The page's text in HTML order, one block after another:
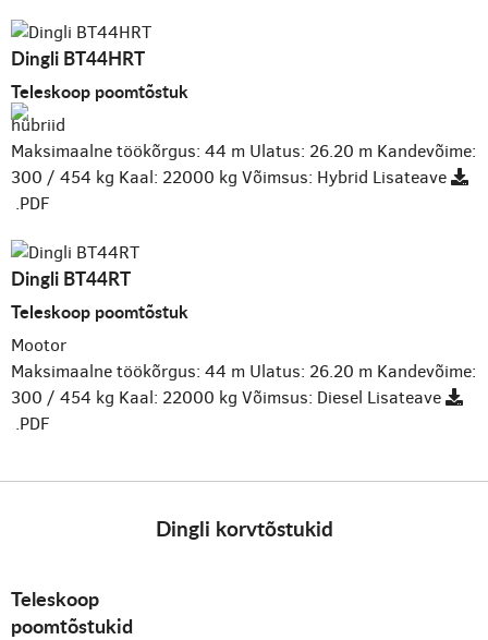
Dingli BT44HRT
Teleskoop poomtõstuk
hübriid
Maksimaalne töökõrgus: 44 m Ulatus: 26.20 m Kandevõime:
300 / 454 kg Kaal: 22000 kg Võimsus: Hybrid Lisateave
.PDF
Dingli BT44RT
Teleskoop poomtõstuk
Mootor
Maksimaalne töökõrgus: 44 m Ulatus: 26.20 m Kandevõime:
300 / 454 kg Kaal: 22000 kg Võimsus: Diesel Lisateave
.PDF
Dingli korvtõstukid
Teleskoop
poomtõstukid